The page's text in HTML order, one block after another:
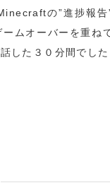
の”進捗報告
ムオーバーを重ね
した３０分間でし